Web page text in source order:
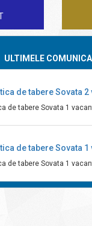
ULTIMELE
de tabere Sovata 2
de tabere Sovata 1
de tabere Sovata 1
de tabere Sovata 1